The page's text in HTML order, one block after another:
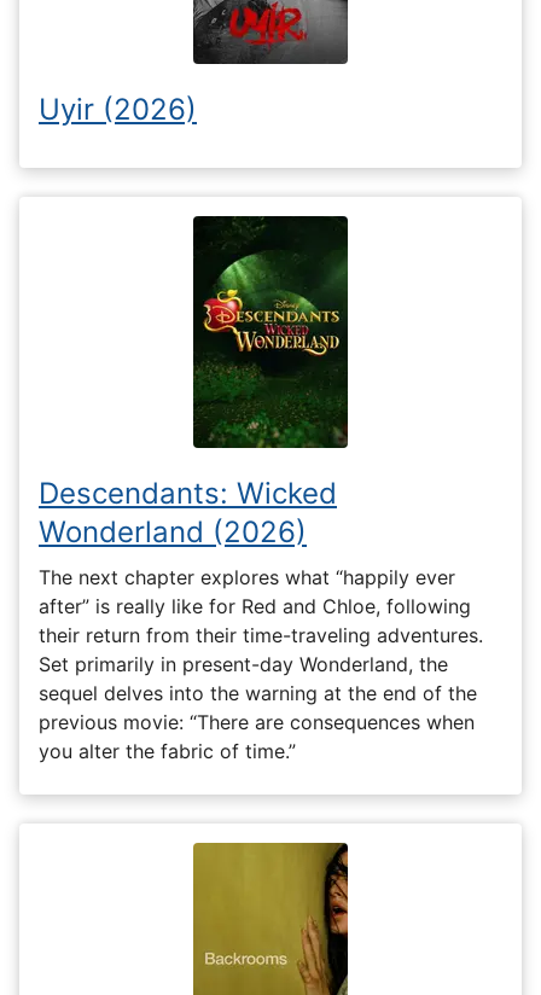
Uyir (2026)
Descendants: Wicked
Wonderland (2026)
The next chapter explores what “happily ever
after” is really like for Red and Chloe, following
their return from their time-traveling adventures.
Set primarily in present-day Wonderland, the
sequel delves into the warning at the end of the
previous movie: “There are consequences when
you alter the fabric of time.”